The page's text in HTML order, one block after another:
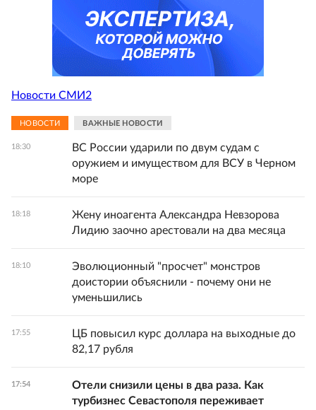
Новости СМИ2
НОВОСТИ ВАЖНЫЕ НОВОСТИ
18:30
ВС России ударили по двум судам с
оружием и имуществом для ВСУ в Черном
море
18:18
Жену иноагента Александра Невзорова
Лидию заочно арестовали на два месяца
18:10
Эволюционный "просчет" монстров
доистории объяснили - почему они не
уменьшились
17:55
ЦБ повысил курс доллара на выходные до
82,17 рубля
17:54
Отели снизили цены в два раза. Как
турбизнес Севастополя переживает